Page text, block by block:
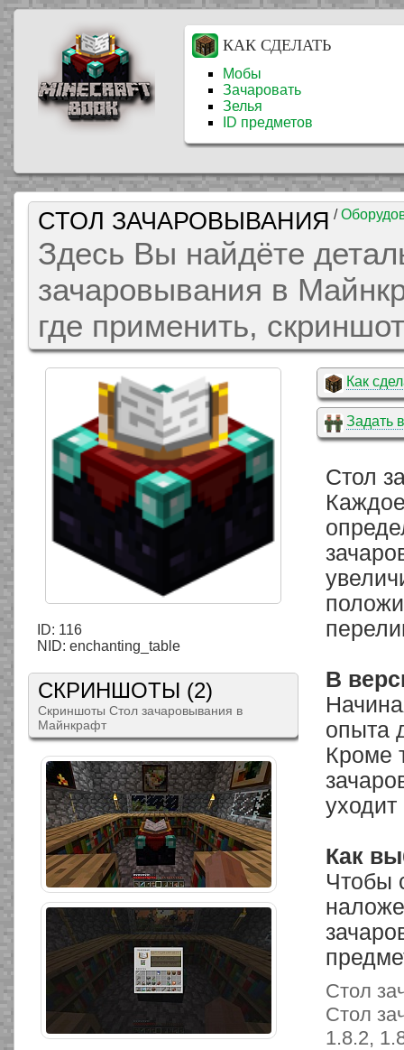
КАК СДЕЛАТЬ
Мобы
Зачаровать
Зелья
ID предметов
СТОЛ ЗАЧАРОВЫВАНИЯ /
Здесь Вы найдёте
зачаровывания в
где применить,
ID: 116
NID: enchanting_table
СКРИНШОТЫ (2)
Скриншоты Стол зачаровывания в
Майнкрафт
Как
Задать
Стол
В
опыта
Кроме
Как
Чтобы
Стол
Стол
1.8.2,